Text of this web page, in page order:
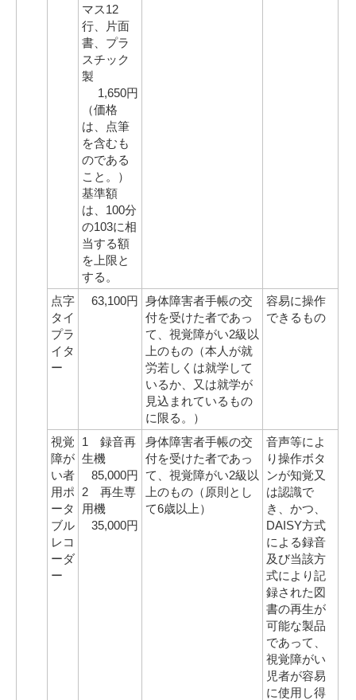
マス12
行、片面
書、プラ
スチック
製
1,650円
（価格
は、点筆
を含むも
のである
こと。）
基準額
は、100分
の103に相
当する額
を上限と
する。
点字
タイ
プラ
イタ
ー
63,100円 身体障害者手帳の交
付を受けた者であっ
て、視覚障がい2級以
上のもの（本人が就
労若しくは就学して
いるか、又は就学が
見込まれているもの
に限る。）
容易に操作
できるもの
視覚
障が
い者
用ポ
ータ
ブル
レコ
ーダ
ー
1 録音再
生機
85,000円
2 再生専
用機
35,000円
身体障害者手帳の交
付を受けた者であっ
て、視覚障がい2級以
上のもの（原則とし
て6歳以上）
音声等によ
り操作ボタ
ンが知覚又
は認識で
き、かつ、
DAISY方式
による録音
及び当該方
式により記
録された図
書の再生が
可能な製品
であって、
視覚障がい
児者が容易
に使用し得